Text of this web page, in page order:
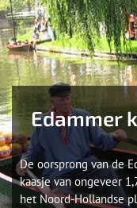
Edammer
De oorsprong van de
kaasje van ongeveer
het Noord-Hollandse